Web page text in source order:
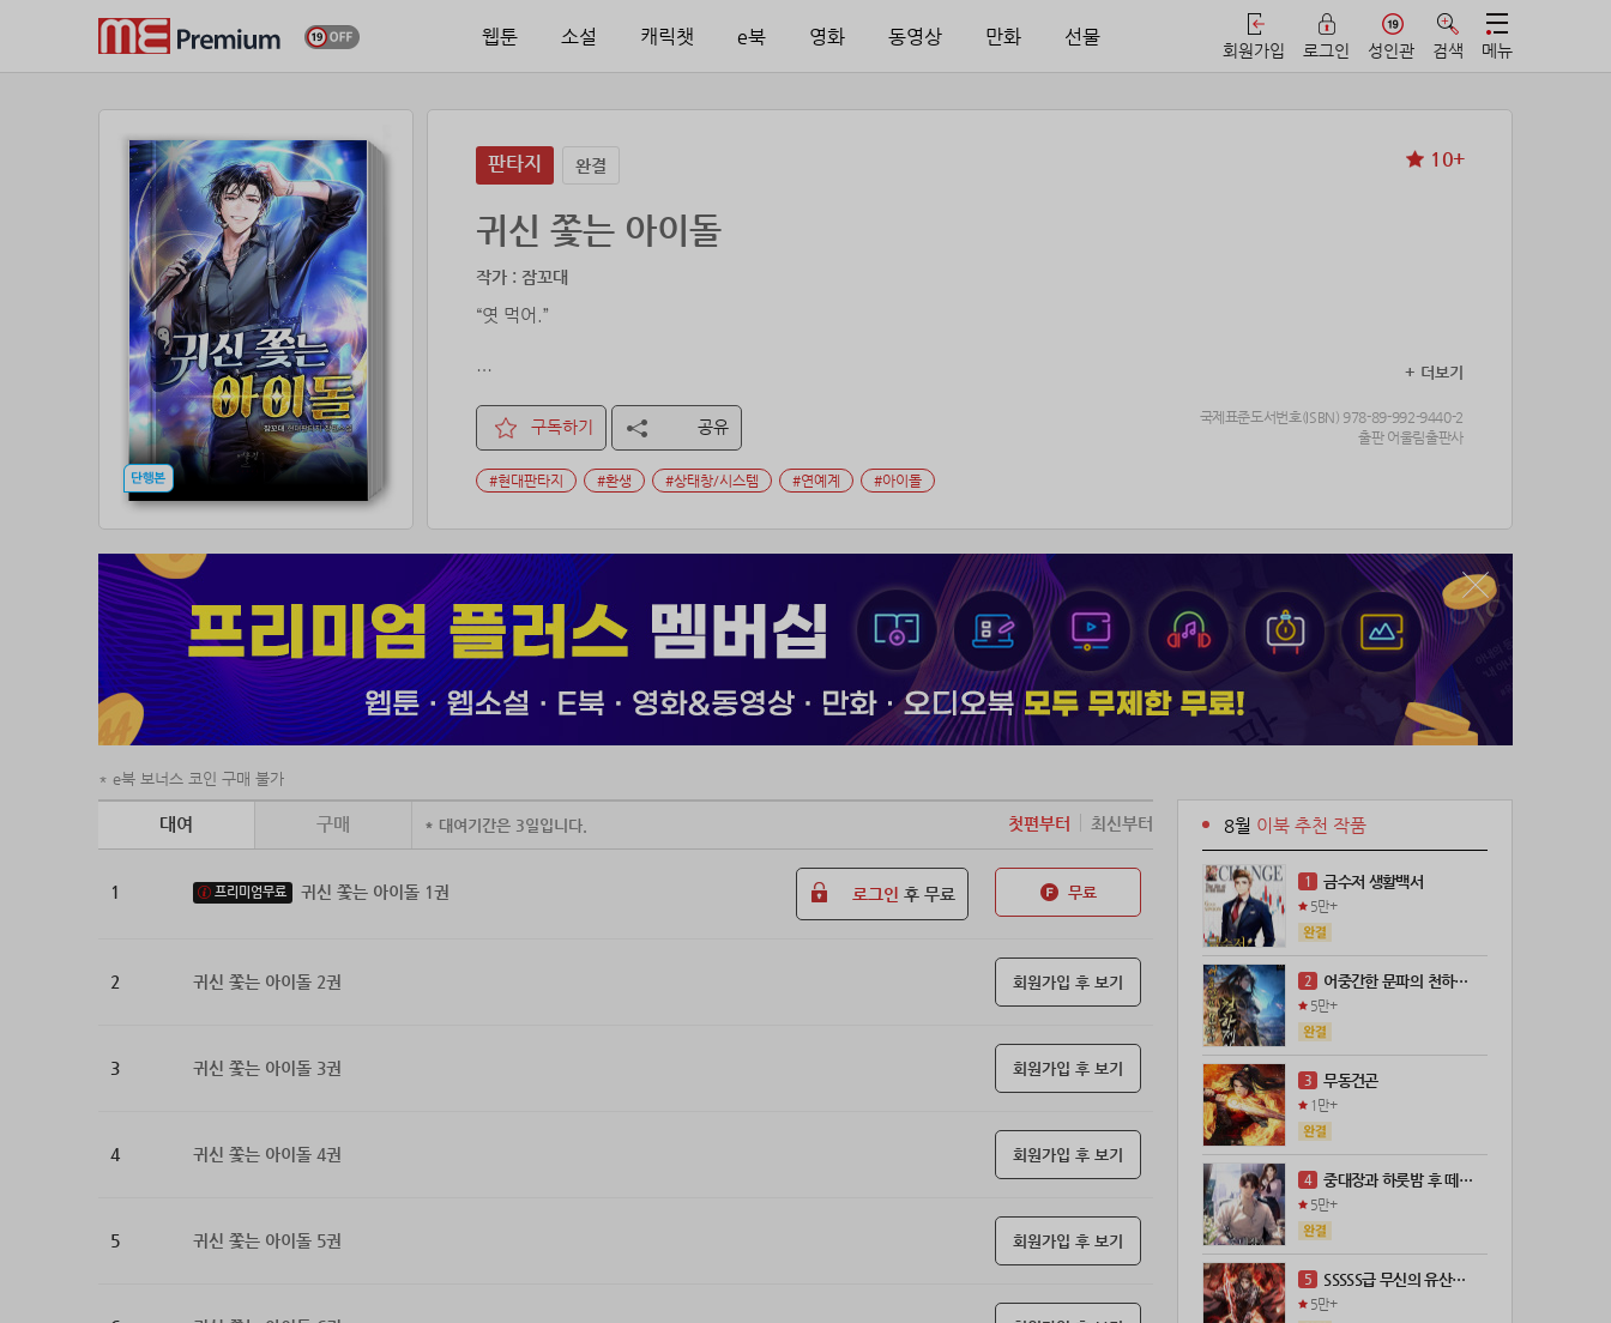
웹툰 소설 캐릭챗 e북 영화 동영상 만화 선물
회원가입 로그인 성인관 검색 메뉴
판타지 완결 10+
귀신 쫓는 아이돌
작가 : 잠꼬대
“엿 먹어.”
어지러운 두통과 함께 검붉은 피가 쏟아질 때, 다시 한번 마지막을 직감했다.
곧이어 눈을 뜨기 전까지는.
짧은 음성. 그 소리와 함께 고개를 든 내 눈에 들어온 것은, 스테이지를 가득 채운 사람이라 부르기에 어려운 존재. 즉 귀신이
라 불리는 존재들이었다.
+ 더보기
구독하기 공유
국제표준도서번호(ISBN) 978-89-992-9440-2
출판 어울림출판사
#현대판타지 #환생 #상태창/시스템 #연예계 #아이돌
e북 보너스 코인 구매 불가
대여 구매 * 대여기간은 3일입니다. 첫편부터 최신부터
1 프리미엄무료 귀신 쫓는 아이돌 1권 무료
로그인 후 무료
2 귀신 쫓는 아이돌 2권 회원가입 후 보기
3 귀신 쫓는 아이돌 3권 회원가입 후 보기
4 귀신 쫓는 아이돌 4권 회원가입 후 보기
5 귀신 쫓는 아이돌 5권 회원가입 후 보기
8월 이북 추천 작품
1 금수저 생활백서
5만+
2 어중간한 문파의 천하제일인
5만+
3 무동건곤
1만+
4 중대장과 하룻밤 후 떼돈을 벌었다
5만+
5 SSSSS급 무신의 유산을 얻었다!
5만+